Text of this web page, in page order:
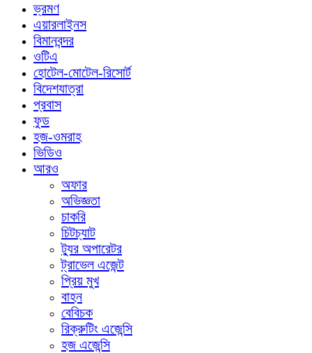
ভ্রমণ
এয়ারলাইনস
বিমানবন্দর
ওটিএ
হোটেল-মোটেল-রিসোর্ট
বিদেশযাত্রা
প্রবাস
ফুড
হজ-ওমরাহ
ভিডিও
আরও
অফার
অভিজ্ঞতা
চাকরি
চিটচ্যাট
ট্যুর অপারেটর
ট্রাভেল এজেন্ট
প্রিয় মুখ
বাহন
বেবিচক
রিক্রুটিং এজেন্সি
হজ এজেন্সি